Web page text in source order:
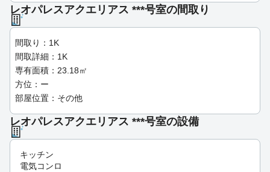
レオパレスアクエリアス ***号室の間取り
間取り：1K
間取詳細：1K
専有面積：23.18㎡
方位：ー
部屋位置：その他
レオパレスアクエリアス ***号室の設備
キッチン
電気コンロ